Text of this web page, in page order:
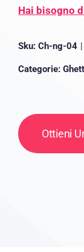
Hai bisogno
Sku: Ch-ng-04 |
Categorie:
Ottieni